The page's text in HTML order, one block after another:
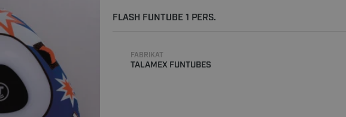
FLASH FUNTUBE 1 PERS.
FABRIKAT
TALAMEX FUNTUBES